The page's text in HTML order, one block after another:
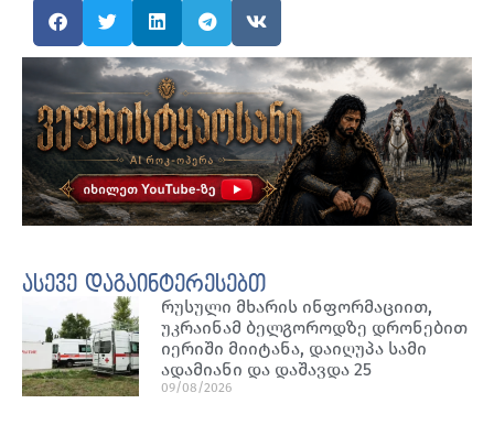
ასევე დაგაინტერესებთ
რუსული მხარის ინფორმაციით,
უკრაინამ ბელგოროდზე დრონებით
იერიში მიიტანა, დაიღუპა სამი
ადამიანი და დაშავდა 25
09/08/2026